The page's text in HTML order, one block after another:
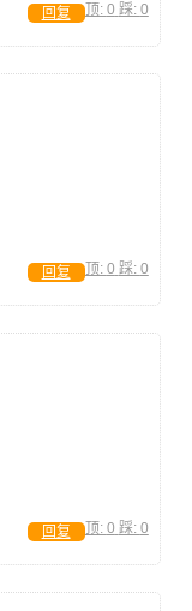
顶: 0 踩: 0
回复
顶: 0 踩: 0
回复
顶: 0 踩: 0
回复